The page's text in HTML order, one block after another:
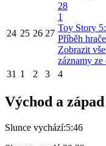
24 25 26 27
28
1
Toy Story 5:
Příběh
Zobrazit
záznamy ze
31 1 2 3 4
Východ a
Slunce vychází:5:46